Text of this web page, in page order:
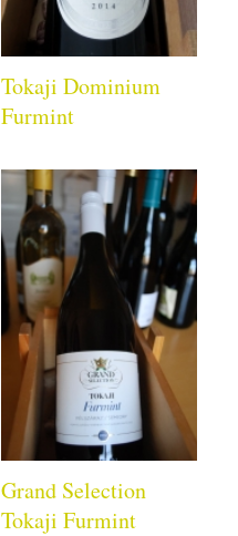
Tokaji Dominium
Furmint
Grand Selection
Tokaji Furmint